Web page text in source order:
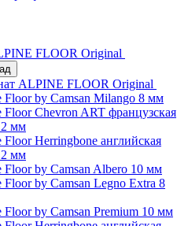
FLOOR Original
ALPINE FLOOR Original
Floor by Camsan Milango 8 мм
Floor Chevron ART французская
мм
Floor Herringbone английская
мм
Floor by Camsan Albero 10 мм
Floor by Camsan Legno Extra 8
Floor by Camsan Premium 10 мм